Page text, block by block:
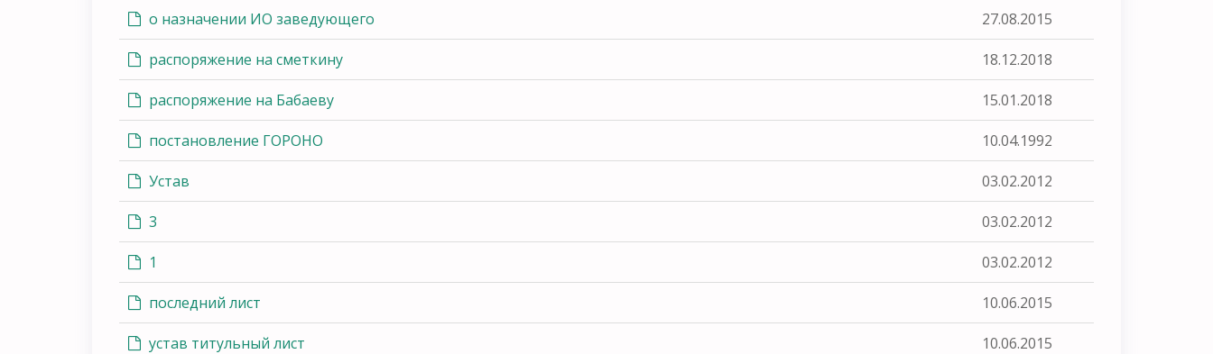
о назначении ИО заведующего 27.08.2015
распоряжение на сметкину 18.12.2018
распоряжение на Бабаеву 15.01.2018
постановление ГОРОНО 10.04.1992
Устав 03.02.2012
3 03.02.2012
1 03.02.2012
последний лист 10.06.2015
устав титульный лист 10.06.2015